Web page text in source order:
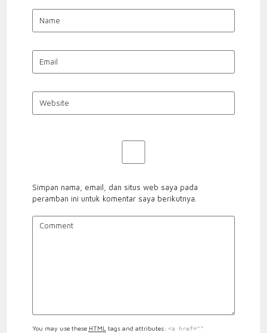
Simpan nama, email, dan situs web saya pada
peramban ini untuk komentar saya berikutnya.
You may use these HTML tags and attributes: <a href=""